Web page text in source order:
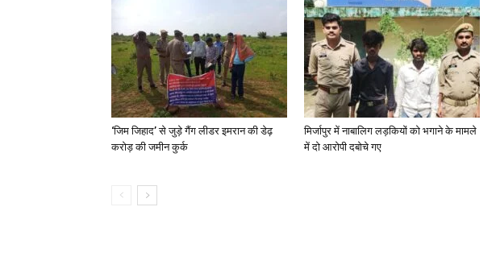
‘जिम जिहाद’ से जुड़े गैंग लीडर इमरान की डेढ़
करोड़ की जमीन कुर्क
मिर्जापुर में नाबालिग लड़कियों को भगाने के मामले
में दो आरोपी दबोचे गए